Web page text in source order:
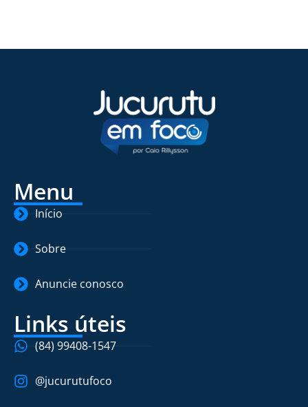
Menu
Início
Sobre
Anuncie conosco
Links úteis
(84) 99408-1547
@jucurutufoco